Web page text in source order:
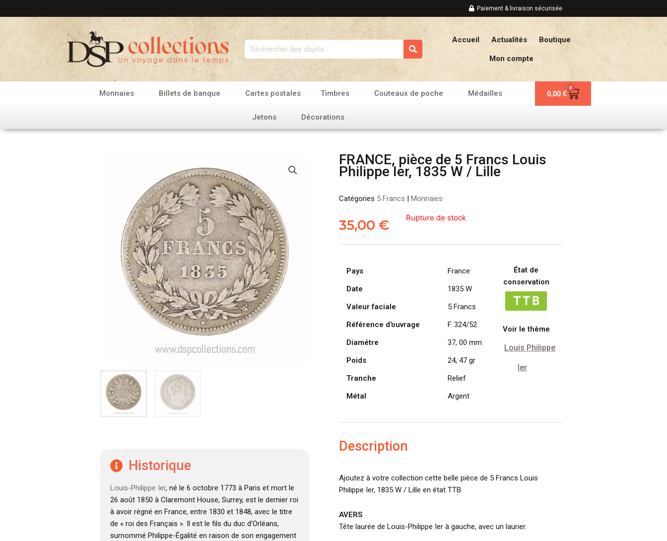
au
contenu
Paiement & livraison sécurisée
Rechercher
Accueil Actualités Boutique
Mon compte
Monnaies Billets de banque Cartes postales Timbres Couteaux de poche Médailles
Jetons Décorations
0,00 €
0
Panier
Historique
Louis-Philippe Ier, né le 6 octobre 1773 à Paris et mort le
26 août 1850 à Claremont House, Surrey, est le dernier roi
à avoir régné en France, entre 1830 et 1848, avec le titre
de « roi des Français ». Il est le fils du duc d’Orléans,
surnommé Philippe-Égalité en raison de son engagement
FRANCE, pièce de 5 Francs Louis
Philippe Ier, 1835 W / Lille
Catégories 5 Francs | Monnaies
35,00 € Rupture de stock
Pays
France
Date
1835 W
Valeur faciale
5 Francs
Référence d'ouvrage
F. 324/52
Diamétre
37, 00 mm
Poids
24, 47 gr
Tranche
Relief
Métal
Argent
État de
conservation
Voir le thème
Louis Philippe
Ier
Description
Ajoutez à votre collection cette belle pièce de 5 Francs Louis
Philippe Ier, 1835 W / Lille en état TTB.
AVERS
Tête laurée de Louis-Philippe Ier à gauche, avec un laurier.